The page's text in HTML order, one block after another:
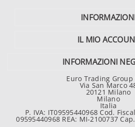
IL MIO
INFORMAZIONI
Euro Trading Group
Via San Marco
20121 Milano
Milano
Italia
P. IVA: IT09595440968 Cod.
09595440968 REA: MI-2100737